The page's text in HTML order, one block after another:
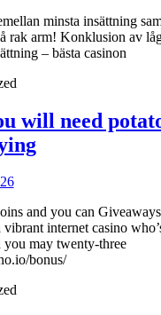
svenska
casinon
finns?
2026minsta insättning
rak arm! Konklusion av
– bästa casinon
will need
As
casino,
you
will
9.
2026and you can Giveaways
internet casino
you may twenty-three
bonus/